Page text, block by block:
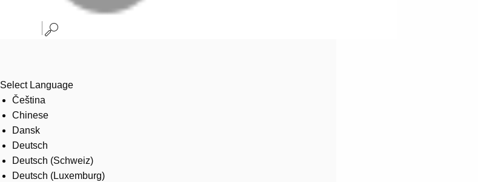
Select Language
Čeština
Chinese
Dansk
Deutsch
Deutsch (Schweiz)
Deutsch (Luxemburg)